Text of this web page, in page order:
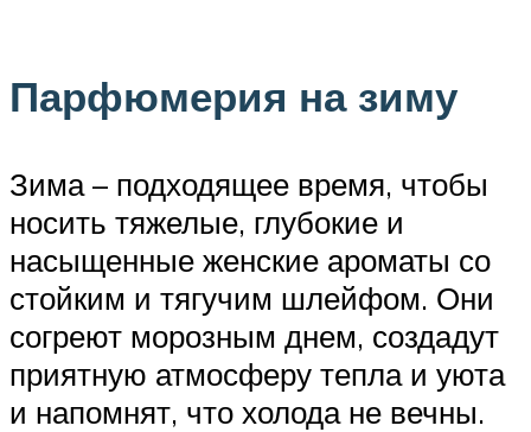
Парфюмерия на зиму
Зима – подходящее время, чтобы
носить тяжелые, глубокие и
насыщенные женские ароматы со
стойким и тягучим шлейфом. Они
согреют морозным днем, создадут
приятную атмосферу тепла и уюта
и напомнят, что холода не вечны.